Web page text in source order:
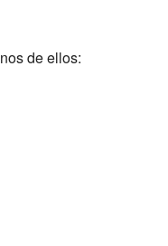
de ellos: